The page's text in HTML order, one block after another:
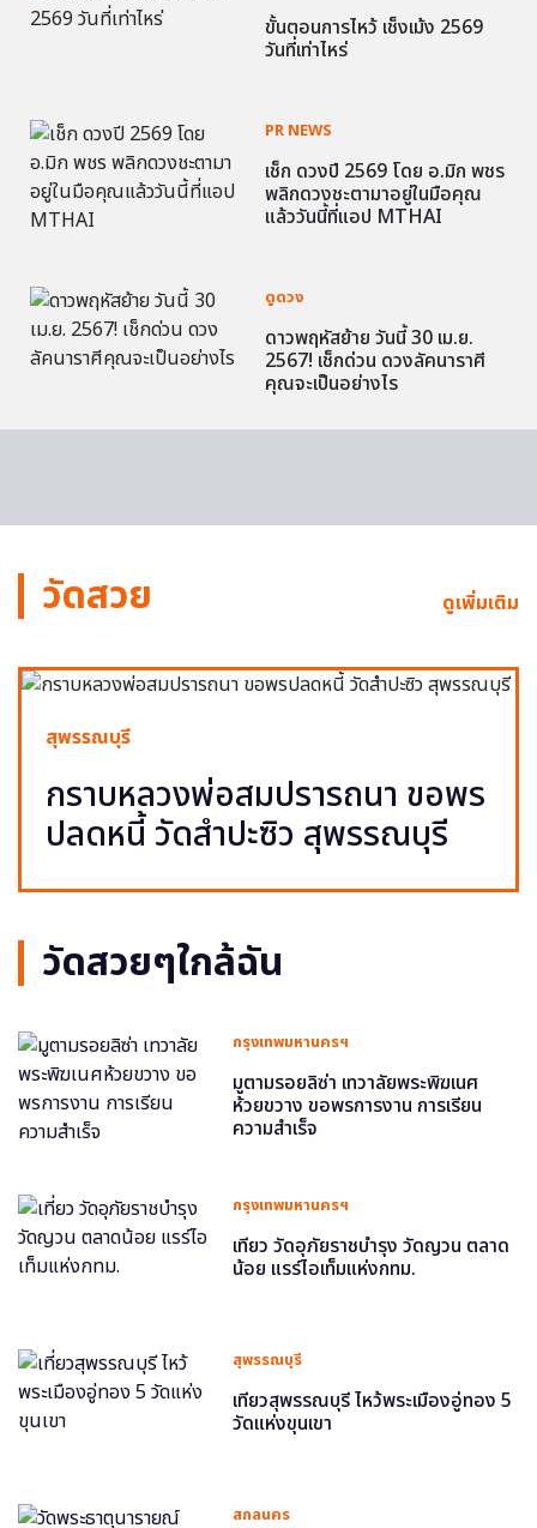
ขั้นตอนการไหว้ เช็งเม้ง 2569
วันที่เท่าไหร่
PR NEWS
เช็ก ดวงปี 2569 โดย อ.มิก พชร
พลิกดวงชะตามาอยู่ในมือคุณ
แล้ววันนี้ที่แอป MTHAI
ดูดวง
ดาวพฤหัสย้าย วันนี้ 30 เม.ย.
2567! เช็กด่วน ดวงลัคนาราศี
คุณจะเป็นอย่างไร
วัดสวย ดูเพิ่มเติม
สุพรรณบุรี
กราบหลวงพ่อสมปรารถนา ขอพร
ปลดหนี้ วัดสำปะซิว สุพรรณบุรี
วัดสวยๆใกล้ฉัน
กรุงเทพมหานครฯ
มูตามรอยลิซ่า เทวาลัยพระพิฆเนศ
ห้วยขวาง ขอพรการงาน การเรียน
ความสำเร็จ
กรุงเทพมหานครฯ
เที่ยว วัดอุภัยราชบำรุง วัดญวน ตลาด
น้อย แรร์ไอเท็มแห่งกทม.
สุพรรณบุรี
เที่ยวสุพรรณบุรี ไหว้พระเมืองอู่ทอง 5
วัดแห่งขุนเขา
สกลนคร